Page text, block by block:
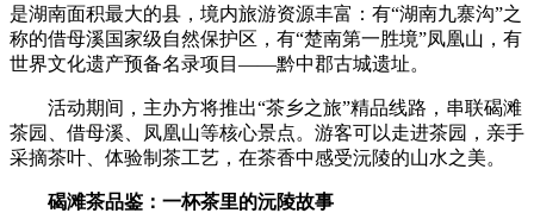
是湖南面积最大的县，境内旅游资源丰富：有“湖南九寨沟”之
称的借母溪国家级自然保护区，有“楚南第一胜境”凤凰山，有
世界文化遗产预备名录项目——黔中郡古城遗址。
活动期间，主办方将推出“茶乡之旅”精品线路，串联碣滩
茶园、借母溪、凤凰山等核心景点。游客可以走进茶园，亲手
采摘茶叶、体验制茶工艺，在茶香中感受沅陵的山水之美。
碣滩茶品鉴：一杯茶里的沅陵故事